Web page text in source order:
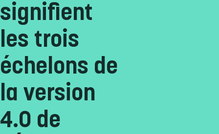
signifient
les trois
échelons de
la version
4.0 de